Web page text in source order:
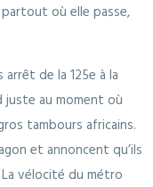
où elle passe,
de la 125e à la
juste au moment où
tambours africains.
et annoncent qu’ils
vélocité du métro